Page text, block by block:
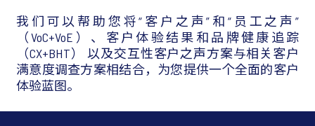
我们可以帮助您将“客户之声”和“员工之声”
（VoC+VoE）、客户体验结果和品牌健康追踪
（CX+BHT） 以及交互性客户之声方案与相关客户
满意度调查方案相结合，为您提供一个全面的客户
体验蓝图。